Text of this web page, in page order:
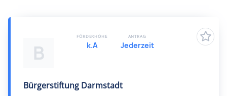
B
Bürgerstiftung Darmstadt
FÖRDERHÖHE
k.A
ANTRAG
Jederzeit